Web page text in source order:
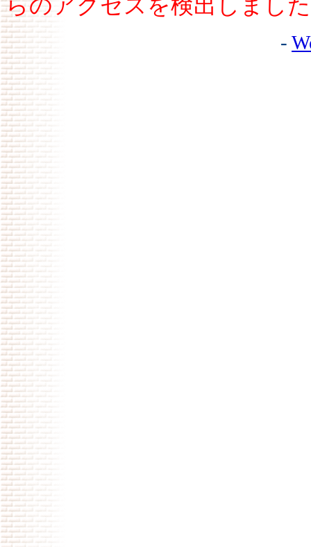
らのアクセスを検出しまし
-